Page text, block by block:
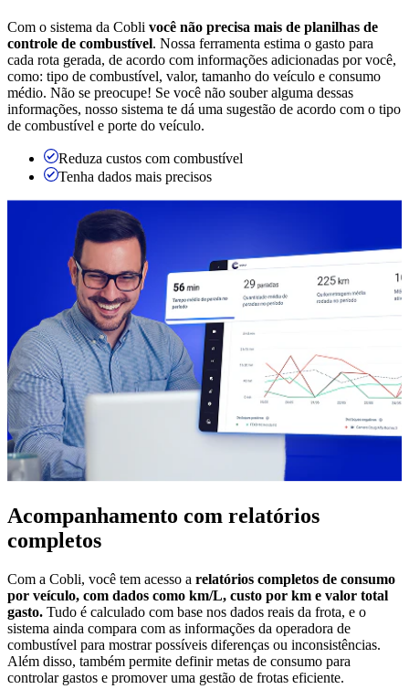
Com o sistema da Cobli você não precisa mais de planilhas de
controle de combustível. Nossa ferramenta estima o gasto para
cada rota gerada, de acordo com informações adicionadas por você,
como: tipo de combustível, valor, tamanho do veículo e consumo
médio. Não se preocupe! Se você não souber alguma dessas
informações, nosso sistema te dá uma sugestão de acordo com o tipo
de combustível e porte do veículo.
Reduza custos com combustível
Tenha dados mais precisos
Acompanhamento com relatórios
completos
Com a Cobli, você tem acesso a relatórios completos de consumo
por veículo, com dados como km/L, custo por km e valor total
gasto. Tudo é calculado com base nos dados reais da frota, e o
sistema ainda compara com as informações da operadora de
combustível para mostrar possíveis diferenças ou inconsistências.
Além disso, também permite definir metas de consumo para
controlar gastos e promover uma gestão de frotas eficiente.